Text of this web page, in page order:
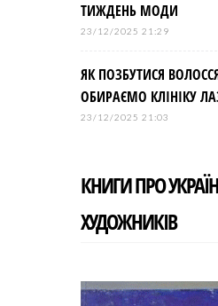
ТИЖДЕНЬ МОДИ
23/12/2025 21:29
ЯК ПОЗБУТИСЯ
ОБИРАЄМО КЛІНІКУ
23/12/2025 21:03
КНИГИ ПРО
ХУДОЖНИКІВ